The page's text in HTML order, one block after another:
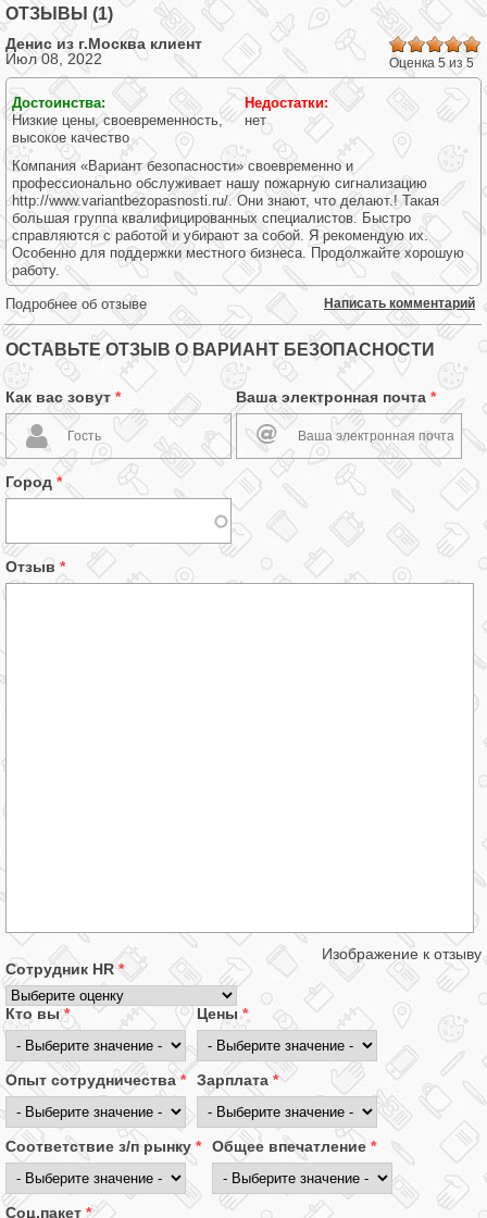
ОТЗЫВЫ (1)
Оценка 5 из 5
Денис из г.Москва клиент
Июл 08, 2022
Достоинства:
Низкие цены, своевременность,
высокое качество
Недостатки:
нет
Компания «Вариант безопасности» своевременно и
профессионально обслуживает нашу пожарную сигнализацию
http://www.variantbezopasnosti.ru/. Они знают, что делают.! Такая
большая группа квалифицированных специалистов. Быстро
справляются с работой и убирают за собой. Я рекомендую их.
Особенно для поддержки местного бизнеса. Продолжайте хорошую
работу.
Подробнее об отзыве Написать комментарий
ОСТАВЬТЕ ОТЗЫВ О ВАРИАНТ БЕЗОПАСНОСТИ
Как вас зовут * Ваша электронная почта *
Город *
Отзыв *
Изображение к отзыву
Сотрудник HR*
Кто вы* Цены*
Опыт сотрудничества* Зарплата *
Соответствие з/п рынку * Общее впечатление *
Соц.пакет *